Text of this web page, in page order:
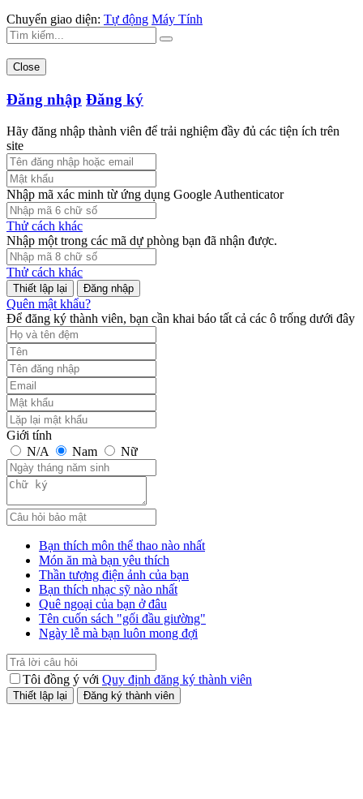
Chuyển giao diện: Tự động Máy Tính
Close
Đăng nhập Đăng ký
Hãy đăng nhập thành viên để trải nghiệm đầy đủ các tiện ích trên
site
Nhập mã xác minh từ ứng dụng Google Authenticator
Thử cách khác
Nhập một trong các mã dự phòng bạn đã nhận được.
Thử cách khác
Đăng nhập
Quên mật khẩu?
Để đăng ký thành viên, bạn cần khai báo tất cả các ô trống dưới đây
Giới tính
N/A
Nam Nữ
Bạn thích môn thể thao nào nhất
Món ăn mà bạn yêu thích
Thần tượng điện ảnh của bạn
Bạn thích nhạc sỹ nào nhất
Quê ngoại của bạn ở đâu
Tên cuốn sách "gối đầu giường"
Ngày lễ mà bạn luôn mong đợi
Tôi đồng ý với Quy định đăng ký thành viên